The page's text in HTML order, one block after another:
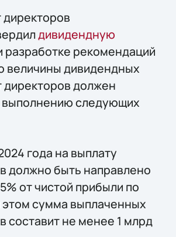
дивидендную
разработке рекомендаций
величины дивидендных
директоров должен
выполнению следующих
года на выплату
должно быть направлено
от чистой прибыли по
сумма выплаченных
составит не менее 1 млрд